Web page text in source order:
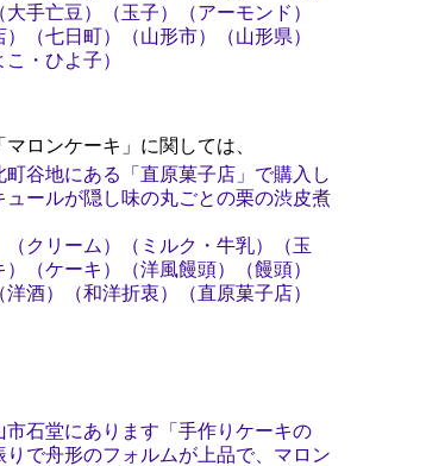
手亡豆）（玉子）（アーモンド）
（七日町）（山形市）（山形県）
・ひよ子）
ロンケーキ」に関しては、
谷地にある「直原菓子店」で購入し
ールが隠し味の丸ごとの栗の渋皮煮
（クリーム）（ミルク・牛乳）（玉
（ケーキ）（洋風饅頭）（饅頭）
酒）（和洋折衷）（直原菓子店）
石堂にあります「手作りケーキの
で舟形のフォルムが上品で、マロン